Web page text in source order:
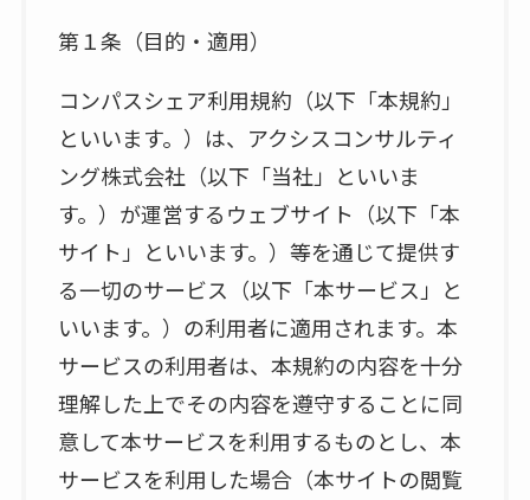
第１条（目的・適用）
コンパスシェア利用規約（以下「本規約」
といいます。）は、アクシスコンサルティ
ング株式会社（以下「当社」といいま
す。）が運営するウェブサイト（以下「本
サイト」といいます。）等を通じて提供す
る一切のサービス（以下「本サービス」と
いいます。）の利用者に適用されます。本
サービスの利用者は、本規約の内容を十分
理解した上でその内容を遵守することに同
意して本サービスを利用するものとし、本
サービスを利用した場合（本サイトの閲覧